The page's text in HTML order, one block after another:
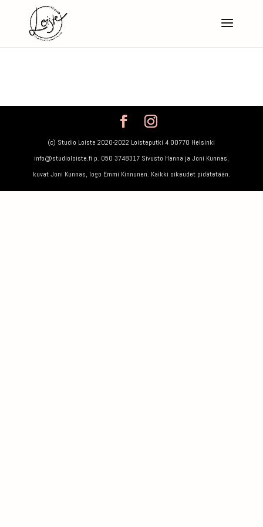
(c) Studio Loiste 2020-2022 Loisteputki 4 00770 Helsinki
info@studioloiste.fi p. 050 3748317 Sivusto Hanna ja Joni Kunnas,
kuvat Joni Kunnas, logo Emmi Kinnunen. Kaikki oikeudet pidätetään.